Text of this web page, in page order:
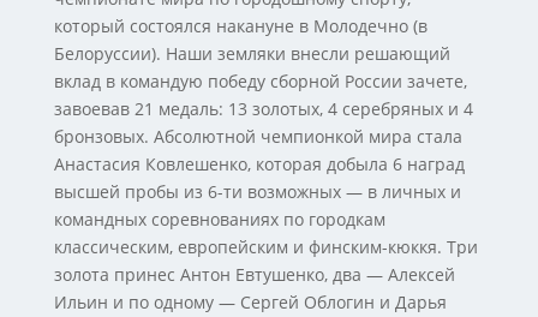
который состоялся накануне в Молодечно (в
Белоруссии). Наши земляки внесли решающий
вклад в командую победу сборной России зачете,
завоевав 21 медаль: 13 золотых, 4 серебряных и 4
бронзовых. Абсолютной чемпионкой мира стала
Анастасия Ковлешенко, которая добыла 6 наград
высшей пробы из 6-ти возможных — в личных и
командных соревнованиях по городкам
классическим, европейским и финским-кюккя. Три
золота принес Антон Евтушенко, два — Алексей
Ильин и по одному — Сергей Облогин и Дарья